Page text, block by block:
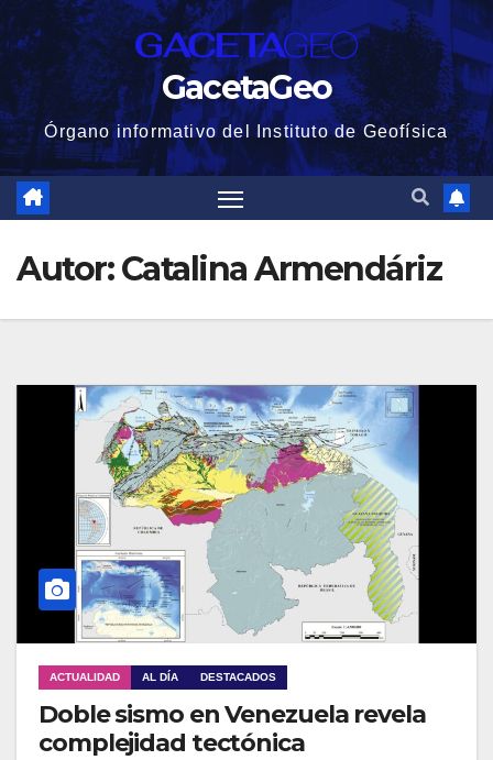
Saltar
al
contenido
GacetaGeo
Órgano informativo del Instituto de Geofísica
Autor:Catalina Armendáriz
ACTUALIDAD AL DÍA DESTACADOS
Doble sismo en Venezuela revela
complejidad tectónica